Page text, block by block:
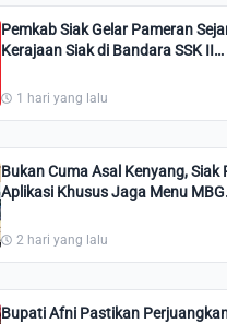
Pemkab Siak Gelar Pameran
Kerajaan Siak di Bandara SSK II
1 hari yang lalu
Bukan Cuma Asal Kenyang, Siak
Aplikasi Khusus Jaga Menu MBG
2 hari yang lalu
Bupati Afni Pastikan